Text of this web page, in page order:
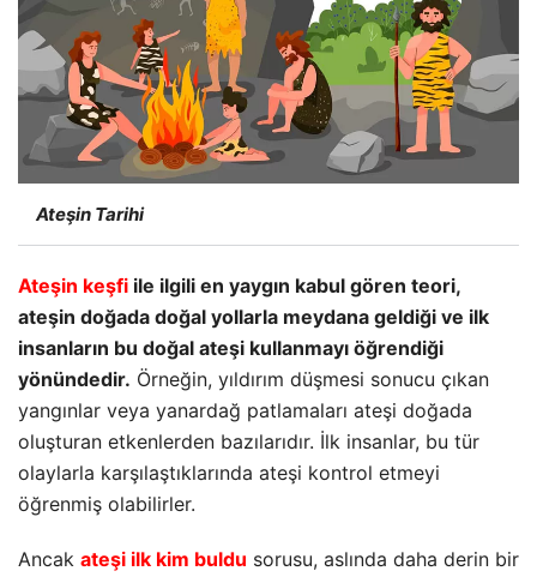
Ateşin Tarihi
Ateşin keşfi ile ilgili en yaygın kabul gören teori,
ateşin doğada doğal yollarla meydana geldiği ve ilk
insanların bu doğal ateşi kullanmayı öğrendiği
yönündedir. Örneğin, yıldırım düşmesi sonucu çıkan
yangınlar veya yanardağ patlamaları ateşi doğada
oluşturan etkenlerden bazılarıdır. İlk insanlar, bu tür
olaylarla karşılaştıklarında ateşi kontrol etmeyi
öğrenmiş olabilirler.
Ancak ateşi ilk kim buldu sorusu, aslında daha derin bir